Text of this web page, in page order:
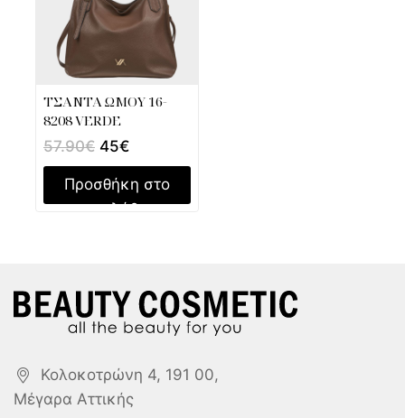
ΤΣΑΝΤΑ ΩΜΟΥ 16-
8208 VERDE
57.90€ 45€
Προσθήκη στο
καλάθι
Κολοκοτρώνη 4, 191 00,
Μέγαρα Αττικής